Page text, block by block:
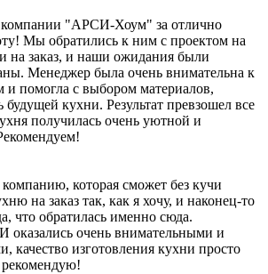
компании "АРСИ-Хоум" за отлично
Мы обратились к ним с проектом на
на заказ, и наши ожидания были
Менеджер была очень внимательна к
помогла с выбором материалов,
будущей кухни. Результат превзошел все
получилась очень уютной и
которая сможет без кучи
на заказ так, как я хочу, и наконец-то
что обратилась именно сюда.
очень внимательными и
качество изготовления кухни просто